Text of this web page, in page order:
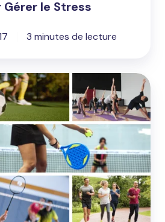
le Stress
3 minutes de lecture